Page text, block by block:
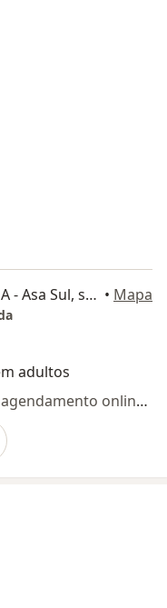
Torre Patio Brasil ,SCS Q. 7 BL A - Asa Sul, sala 605/607 6º andar TORRE A, Brasília • Mapa
adultos
Esse especialista não oferece agendamento online para esse endereço.